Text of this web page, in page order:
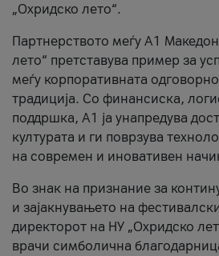
„Охридско лето“.
Партнерството меѓу A1
лето“ претставува пример за
меѓу корпоративната
традиција. Со финансиска,
поддршка, A1 ја унапредува
културата и ги поврзува
на современ и иновативен
Во знак на признание за
и зајакнувањето на
директорот на НУ „Охридско
врачи симболична